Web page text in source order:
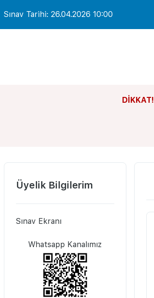
Sınav Tarihi: 26.04.2026 10:00
DİKKAT!
Üyelik Bilgilerim
Sınav Ekranı
Whatsapp Kanalımız